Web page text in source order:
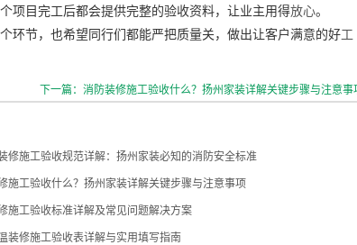
项目完工后都会提供完整的验收资料，让业主用得放心。
环节，也希望同行们都能严把质量关，做出让客户满意的好工
下一篇：消防装修施工验收什么？扬州家装详解关键步骤与注意事
修施工验收规范详解：扬州家装必知的消防安全标准
施工验收什么？扬州家装详解关键步骤与注意事项
施工验收标准详解及常见问题解决方案
装修施工验收表详解与实用填写指南